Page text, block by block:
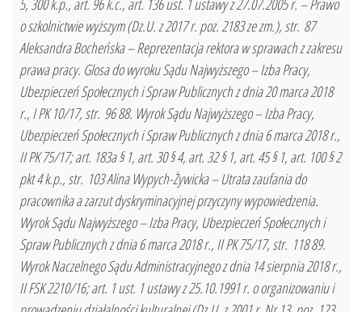
5, 300 k.p., art. 96 k.c., art. 136 ust. 1 ustawy z 27.07.2005 r. – Prawo
o szkolnictwie wyższym (Dz.U. z 2017 r. poz. 2183 ze zm.), str. 87
Aleksandra Bocheńska – Reprezentacja rektora w sprawach z zakresu
prawa pracy. Glosa do wyroku Sądu Najwyższego – Izba Pracy,
Ubezpieczeń Społecznych i Spraw Publicznych z dnia 20 marca 2018
r., I PK 10/17, str. 96 88. Wyrok Sądu Najwyższego – Izba Pracy,
Ubezpieczeń Społecznych i Spraw Publicznych z dnia 6 marca 2018 r.,
II PK 75/17; art. 183a § 1, art. 30 § 4, art. 32 § 1, art. 45 § 1, art. 100 § 2
pkt 4 k.p., str. 103 Alina Wypych-Żywicka – Utrata zaufania do
pracownika a zarzut dyskryminacyjnej przyczyny wypowiedzenia.
Wyrok Sądu Najwyższego – Izba Pracy, Ubezpieczeń Społecznych i
Spraw Publicznych z dnia 6 marca 2018 r., II PK 75/17, str. 118 89.
Wyrok Naczelnego Sądu Administracyjnego z dnia 14 sierpnia 2018 r.,
II FSK 2210/16; art. 1 ust. 1 ustawy z 25.10.1991 r. o organizowaniu i